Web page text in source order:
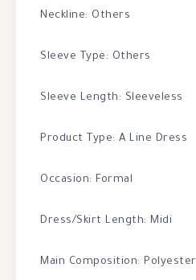
Neckline: Others
Sleeve Type: Others
Sleeve Length: Sleeveless
Product Type: A Line Dress
Occasion: Formal
Dress/Skirt Length: Midi
Main Composition: Polyester